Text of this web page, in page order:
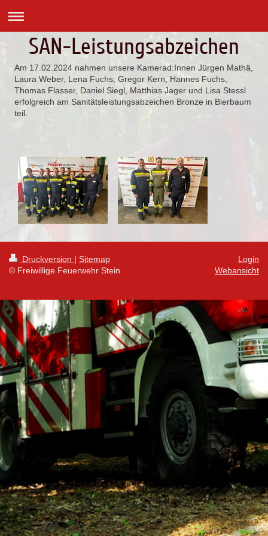
SAN-Leistungsabzeichen
Am 17.02.2024 nahmen unsere Kamerad:Innen Jürgen Mathä,
Laura Weber, Lena Fuchs, Gregor Kern, Hannes Fuchs,
Thomas Flasser, Daniel Siegl, Matthias Jager und Lisa Stessl
erfolgreich am Sanitätsleistungsabzeichen Bronze in Bierbaum
teil.
Druckversion | Sitemap
© Freiwillige Feuerwehr Stein
Login
Webansicht